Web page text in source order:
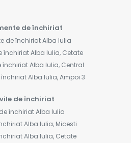
de închiriat
de închiriat Alba Iulia
închiriat Alba Iulia, Cetate
Alba Iulia, Central
Alba Iulia, Ampoi 3
de închiriat
închiriat Alba Iulia
Alba Iulia, Micesti
Alba Iulia, Cetate